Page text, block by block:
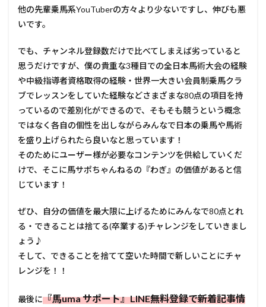
他の先輩乗馬系YouTuberの方々より少ないですし、伸びも悪
いです。
でも、チャンネル登録数だけで比べてしまえば劣っていると
思うだけですが、僕の貴重な3種目での全日本馬術大会の経験
や中級指導者資格取得の経験・世界一大きい会員制乗馬クラ
ブでレッスンをしていた経験などさまざまな80点の項目を持
っているので差別化ができるので、そもそも競うという概念
ではなく各自の個性を出しながらみんなで日本の乗馬や馬術
を盛り上げられたら良いなと思っています！
そのためにユーザー様が必要なコンテンツを供給していくだ
けで、そこに馬サポちゃんねるの『わぎ』の価値があると信
じています！
ぜひ、自分の価値を最大限に上げるためにみんなで80点とれ
る・できることは捨てる(卒業する)チャレンジをしていきまし
ょう♪
そして、できることを捨てて空いた時間で新しいことにチャ
レンジを！！
最後に『馬uma サポート』LINE無料登録で新着記事情